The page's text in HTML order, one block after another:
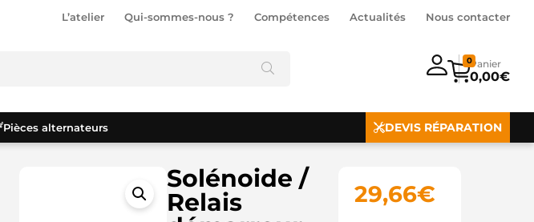
L’atelier Qui-sommes-nous ? Compétences Actualités Nous contacter
0,00€
0
Pièces alternateurs DEVIS RÉPARATION
Solénoide /
Relais
29,66€